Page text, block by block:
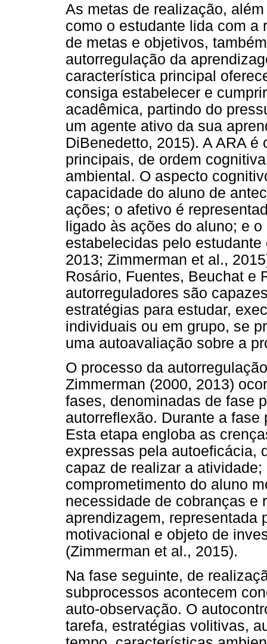
As metas de realização,
como o estudante lida com a
de metas e objetivos,
autorregulação da
característica principal
consiga estabelecer e
acadêmica, partindo do
um agente ativo da sua
DiBenedetto, 2015). A ARA
principais, de ordem
ambiental. O aspecto
capacidade do aluno de
ações; o afetivo é
ligado às ações do aluno; e
estabelecidas pelo
2013; Zimmerman et al.,
Rosário, Fuentes, Beuchat e
autorreguladores são
estratégias para estudar,
individuais ou em grupo, se
uma autoavaliação sobre a
O processo da
Zimmerman (2000, 2013)
fases, denominadas de fase
autorreflexão. Durante a
Esta etapa engloba as
expressas pela autoeficácia,
capaz de realizar a
comprometimento do aluno
necessidade de cobranças e
aprendizagem, representada
motivacional e objeto de
(Zimmerman et al., 2015).
Na fase seguinte, de
subprocessos acontecem
auto-observação. O
tarefa, estratégias volitivas,